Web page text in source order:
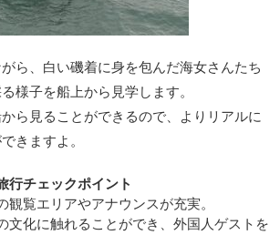
ら、白い磯着に身を包んだ海女さんたち
様子を船上から見学します。
ら見ることができるので、よりリアルに
きますよ。
行チェックポイント
観覧エリアやアナウンスが充実。
文化に触れることができ、外国人ゲストを